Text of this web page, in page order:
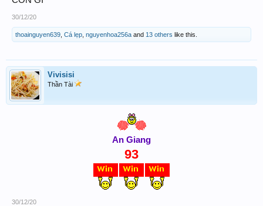
30/12/20
thoainguyen639 Cá lẹp nguyenhoa256a and 13 others like this.
Vivisisi
Thần Tài
An Giang
93
30/12/20